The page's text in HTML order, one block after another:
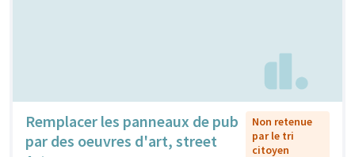
Remplacer les panneaux de pub
par des oeuvres d'art, street
Non retenue
par le tri
citoyen